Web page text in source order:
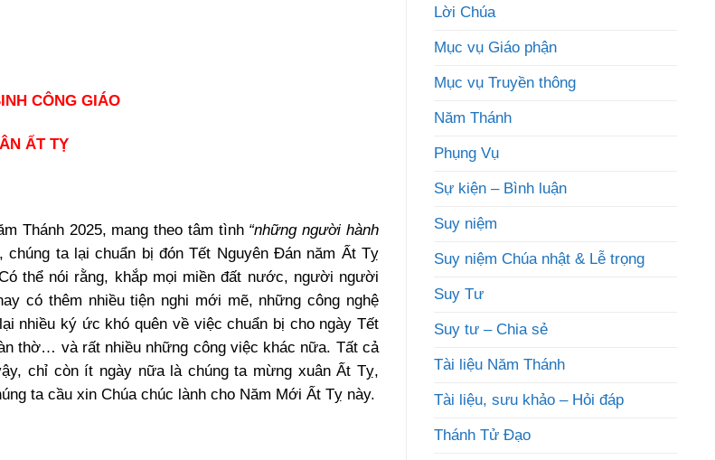
CÔNG GIÁO
ẤT TỴ
Thánh 2025, mang theo tâm tình“những người hành
ta lại chuẩn bị đón Tết Nguyên Đán năm Ất Tỵ
thể nói rằng, khắp mọi miền đất nước, người người
có thêm nhiều tiện nghi mới mẽ, những công nghệ
nhiều ký ức khó quên về việc chuẩn bị cho ngày Tết
thờ… và rất nhiều những công việc khác nữa. Tất cả
chỉ còn ít ngày nữa là chúng ta mừng xuân Ất Tỵ,
ta cầu xin Chúa chúc lành cho Năm Mới Ất Tỵ này.
Lời Chúa
Mục vụ Giáo phận
Mục vụ Truyền thông
Năm Thánh
Phụng Vụ
Sự kiện – Bình luận
Suy niệm
Suy niệm Chúa nhật & Lễ trọng
Suy Tư
Suy tư – Chia sẻ
Tài liệu Năm Thánh
Tài liệu, sưu khảo – Hỏi đáp
Thánh Tử Đạo